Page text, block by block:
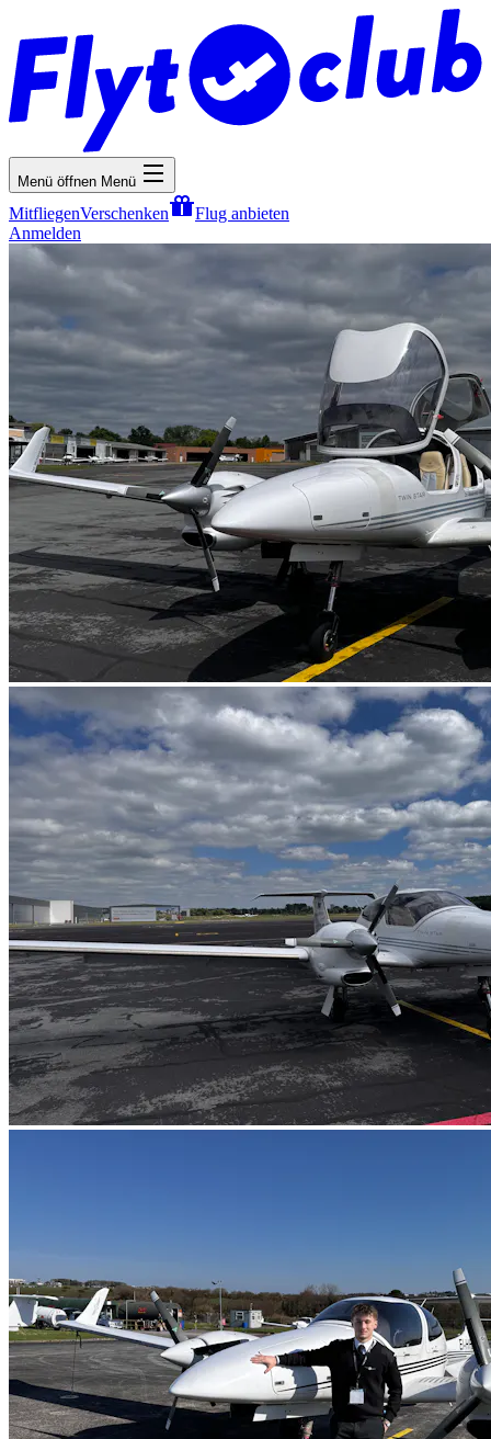
Menü öffnen Menü
MitfliegenVerschenken
Flug anbieten
Anmelden